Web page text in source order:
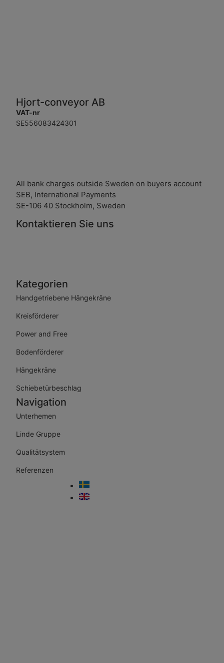
Hjort-conveyor AB
VAT-nr
SE556083424301
All bank charges outside Sweden on buyers account
SEB, International Payments
SE-106 40 Stockholm, Sweden
Kontaktieren Sie uns
Kategorien
Handgetriebene Hängekräne
Kreisförderer
Power and Free
Bodenförderer
Hängekräne
Schiebetürbeschlag
Navigation
Unterhemen
Linde Gruppe
Qualitätsystem
Referenzen